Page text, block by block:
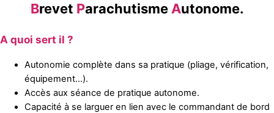
Brevet ParachutismeAutonome.
A quoi sert il ?
Autonomie complète dans sa pratique (pliage, vérification,
équipement…).
Accès aux séance de pratique autonome.
Capacité à se larguer en lien avec le commandant de bord